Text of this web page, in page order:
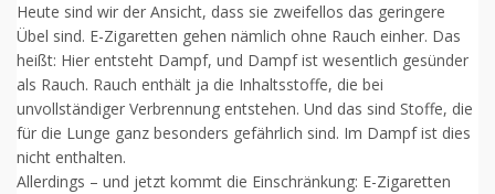
Heute sind wir der Ansicht, dass sie zweifellos das geringere
Übel sind. E-Zigaretten gehen nämlich ohne Rauch einher. Das
heißt: Hier entsteht Dampf, und Dampf ist wesentlich gesünder
als Rauch. Rauch enthält ja die Inhaltsstoffe, die bei
unvollständiger Verbrennung entstehen. Und das sind Stoffe, die
für die Lunge ganz besonders gefährlich sind. Im Dampf ist dies
nicht enthalten.
Allerdings – und jetzt kommt die Einschränkung: E-Zigaretten